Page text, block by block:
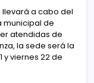
llevará a cabo del
municipal de
atendidas de
la sede será la
y viernes 22 de